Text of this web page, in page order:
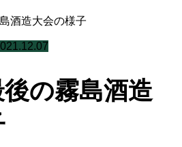
酒造大会の様子
後の霧島酒造